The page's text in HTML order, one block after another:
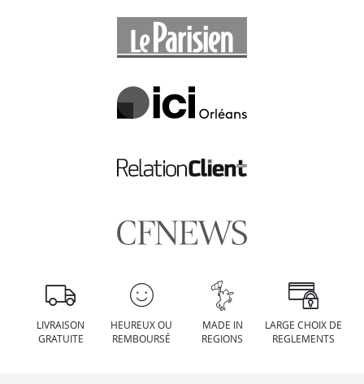
LIVRAISON
GRATUITE
HEUREUX OU
REMBOURSÉ
MADE IN
REGIONS
LARGE CHOIX DE
REGLEMENTS